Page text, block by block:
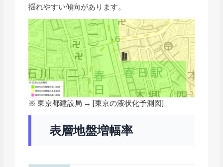
揺れやすい傾向があります。
※ 東京都建設局 → [東京の液状化予測図]
表層地盤増幅率